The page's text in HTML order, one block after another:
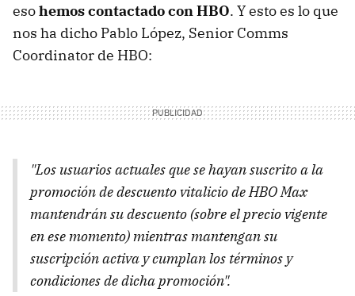
esohemos contactado con HBO. Y esto es lo que
nos ha dicho Pablo López, Senior Comms
Coordinator de HBO:
"Los usuarios actuales que se hayan suscrito a la
promoción de descuento vitalicio de HBO Max
mantendrán su descuento (sobre el precio vigente
en ese momento) mientras mantengan su
suscripción activa y cumplan los términos y
condiciones de dicha promoción".